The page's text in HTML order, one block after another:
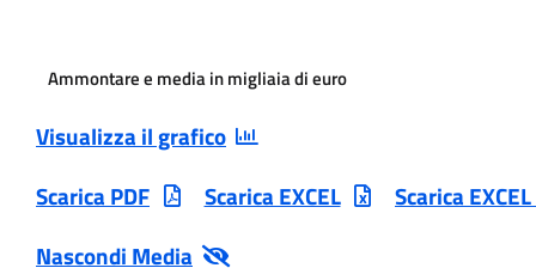
Ammontare e media in migliaia di euro